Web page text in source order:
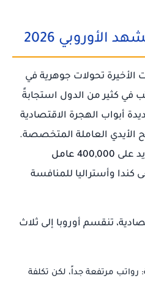
الأوروبي 2026
تحولات جوهرية في
في كثير من الدول استجابةً
أبواب الهجرة الاقتصادية
العاملة المتخصصة.
على
400,000 عامل
كندا وأستراليا للمنافسة
تنقسم أوروبا إلى ثلاث
رواتب مرتفعة جداً، لكن تكلفة